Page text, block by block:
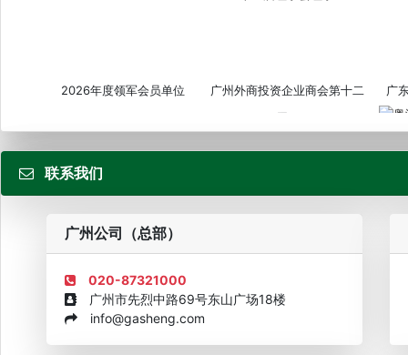
2026年度领军会员单位
广州外商投资企业商会第十二
届...
广
联系我们
广州公司（总部）
020-87321000
广州市先烈中路69号东山广场18楼
info@gasheng.com